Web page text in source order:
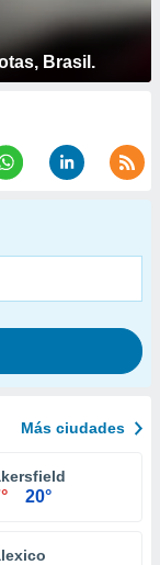
Brasil.
Más ciudades
20°